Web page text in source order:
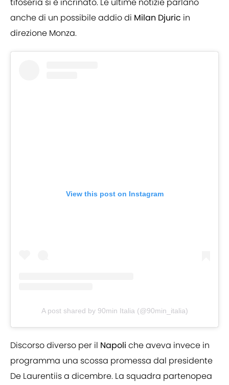
tifoseria si è incrinato. Le ultime notizie parlano
anche di un possibile addio di Milan Djuric in
direzione Monza.
View this post on Instagram
A post shared by 90min Italia (@90min_italia)
Discorso diverso per il Napoli che aveva invece in
programma una scossa promessa dal presidente
De Laurentiis a dicembre. La squadra partenopea